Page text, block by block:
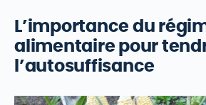
L’importance du
alimentaire pour
l’autosuffisance